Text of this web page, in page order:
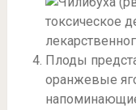
Плоды
оранжевые